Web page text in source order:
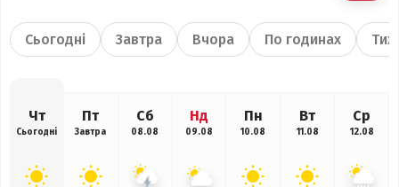
Сьогодні Завтра Вчора По годинах
Чт
Сьогодні
Пт
Завтра
Сб
08.08
Нд
09.08
Пн
10.08
Вт
11.08
Ср
12.08